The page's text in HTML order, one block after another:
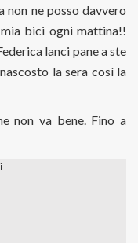
non ne posso davvero
bici ogni mattina!!
lanci pane a ste
la sera così la
non va bene. Fino a